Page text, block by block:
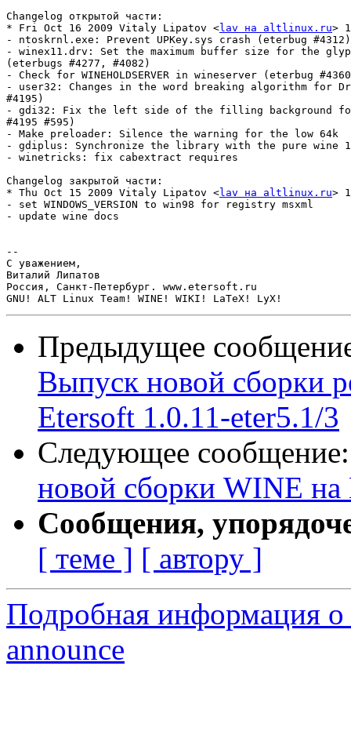
Changelog открытой части:
* Fri Oct 16 2009 Vitaly Lipatov <lav на altlinux.ru>
- ntoskrnl.exe: Prevent UPKey.sys crash (eterbug #4312)
- winex11.drv: Set the maximum buffer size for the
(eterbugs #4277, #4082)
- Check for WINEHOLDSERVER in wineserver (eterbug
- user32: Changes in the word breaking algorithm for
#4195)
- gdi32: Fix the left side of the filling background for
#4195 #595)
- Make preloader: Silence the warning for the low 64k
- gdiplus: Synchronize the library with the pure wine
- winetricks: fix cabextract requires
Changelog закрытой части:
* Thu Oct 15 2009 Vitaly Lipatov <lav на altlinux.ru>
- set WINDOWS_VERSION to win98 for registry msxml
- update wine docs
--
С уважением,
Виталий Липатов
Россия, Санкт-Петербург. www.etersoft.ru
Предыдущее
Выпуск новой сборки
Etersoft 1.0.11-eter5.1/3
Следующее
новой сборки WINE
Сообщения,
[ теме ] [ автору ]
Подробная информация о
announce